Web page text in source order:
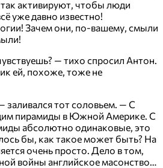
так активируют, чтобы люди
уже давно известно!
Зачем они, по-вашему, смыли
— тихо спросил Антон.
ей, похоже, тоже не
заливался тот соловьем. — С
пирамиды в Южной Америке. С
абсолютно одинаковые, это
бы, как такое может быть? На
очень просто. Дело в том,
войны английское масонство…